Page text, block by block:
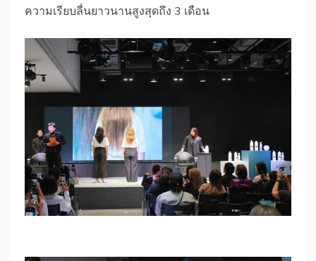
ความเรียบลื่นยาวนานสูงสุดถึง 3 เดือน